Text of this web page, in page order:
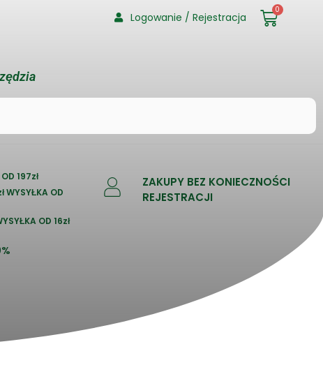
Logowanie / Rejestracja
0
197zł
WYSYŁKA OD
OD 16zł
ZAKUPY BEZ KONIECZNOŚCI
REJESTRACJI